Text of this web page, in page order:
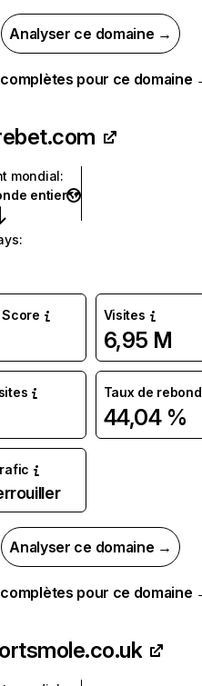
Analyser ce domaine →
pour ce domaine
mondial:
entier
:
Visites
6,95 M
Taux de rebond
44,04 %
Analyser ce domaine →
pour ce domaine